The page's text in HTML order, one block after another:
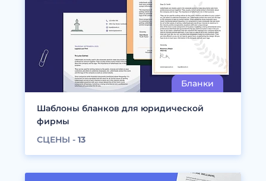
Шаблоны бланков для юридической
фирмы
СЦЕНЫ - 13